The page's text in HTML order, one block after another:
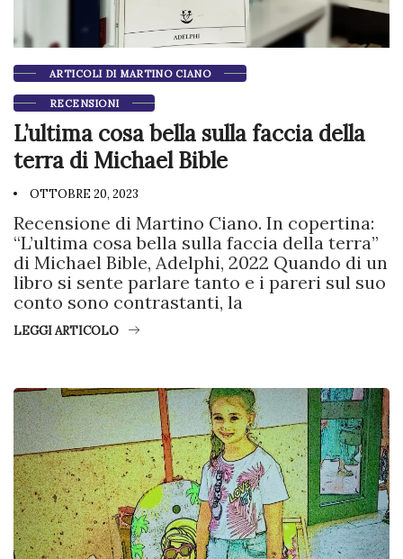
ARTICOLI DI MARTINO CIANO
RECENSIONI
L’ultima cosa bella sulla faccia della
terra di Michael Bible
OTTOBRE 20, 2023
Recensione di Martino Ciano. In copertina:
“L’ultima cosa bella sulla faccia della terra”
di Michael Bible, Adelphi, 2022 Quando di un
libro si sente parlare tanto e i pareri sul suo
conto sono contrastanti, la
LEGGI ARTICOLO